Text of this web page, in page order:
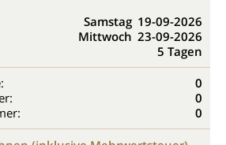
Samstag 19-09-2026
Mittwoch 23-09-2026
5 Tagen
0
0
0